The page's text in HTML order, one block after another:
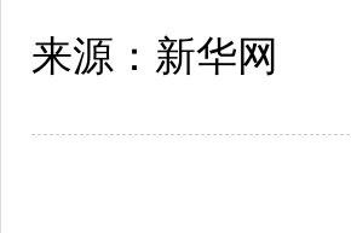
来源：新华网